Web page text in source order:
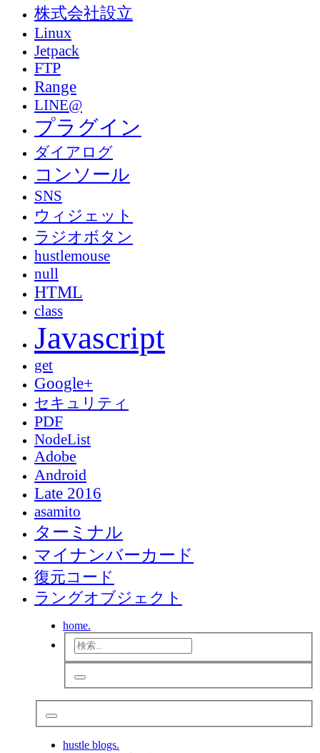
株式会社設立
Linux
Jetpack
FTP
Range
LINE@
プラグイン
ダイアログ
コンソール
SNS
ウィジェット
ラジオボタン
hustlemouse
null
HTML
class
Javascript
get
Google+
セキュリティ
PDF
NodeList
Adobe
Android
Late 2016
asamito
ターミナル
マイナンバーカード
復元コード
ラングオブジェクト
home.
hustle blogs.